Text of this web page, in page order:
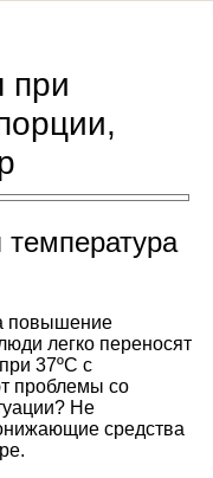
при
повышение
легко переносят
37ºС с
проблемы со
Не
средства